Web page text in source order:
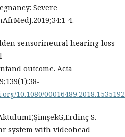
Severe
4.
sensorineural hearing loss
outcome. Acta
10.1080/00016489.2018.1535192
S.
system with videohead